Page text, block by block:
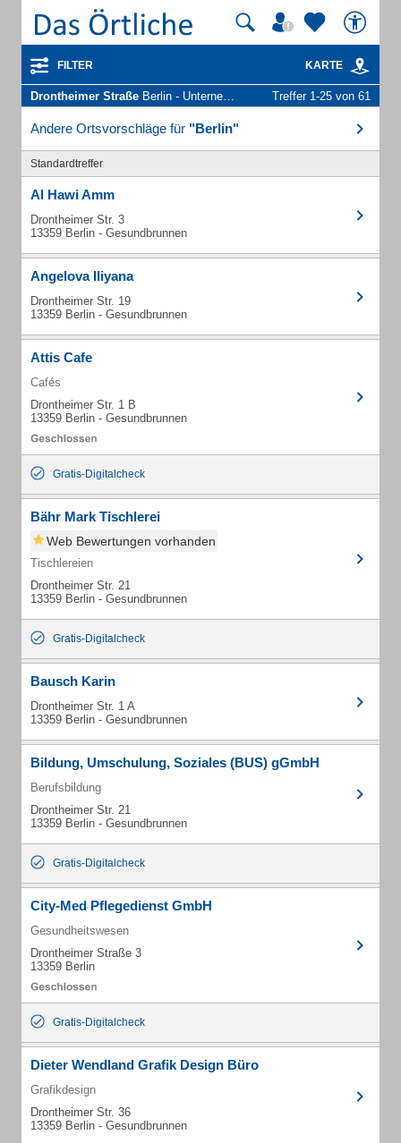
FILTER KARTE
Drontheimer Straße Berlin - Unternehmen und Personen Treffer 1-25 von 61
Andere Ortsvorschläge für "Berlin"
Standardtreffer
Al Hawi Amm
Drontheimer Str. 3
13359 Berlin - Gesundbrunnen
Angelova Iliyana
Drontheimer Str. 19
13359 Berlin - Gesundbrunnen
Attis Cafe
Cafés
Drontheimer Str. 1 B
13359 Berlin - Gesundbrunnen
Gratis-Digitalcheck
Bähr Mark Tischlerei
Web Bewertungen vorhanden
Tischlereien
Drontheimer Str. 21
13359 Berlin - Gesundbrunnen
Gratis-Digitalcheck
Bausch Karin
Drontheimer Str. 1 A
13359 Berlin - Gesundbrunnen
Bildung, Umschulung, Soziales (BUS) gGmbH
Berufsbildung
Drontheimer Str. 21
13359 Berlin - Gesundbrunnen
Gratis-Digitalcheck
City-Med Pflegedienst GmbH
Gesundheitswesen
Drontheimer Straße 3
13359 Berlin
Gratis-Digitalcheck
Dieter Wendland Grafik Design Büro
Grafikdesign
Drontheimer Str. 36
13359 Berlin - Gesundbrunnen